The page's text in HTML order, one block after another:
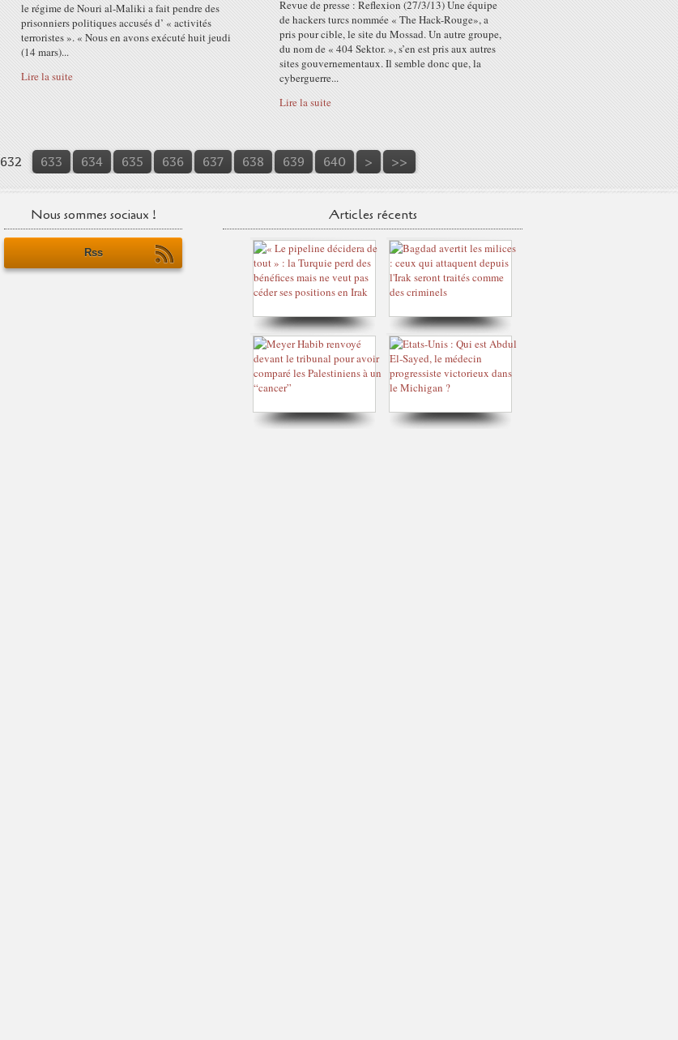
le régime de Nouri al-Maliki a fait pendre des
prisonniers politiques accusés d’ « activités
terroristes ». « Nous en avons exécuté huit jeudi
(14 mars)...
Lire la suite
Revue de presse : Reflexion (27/3/13) Une équipe
de hackers turcs nommée « The Hack-Rouge», a
pris pour cible, le site du Mossad. Un autre groupe,
du nom de « 404 Sektor. », s’en est pris aux autres
sites gouvernementaux. Il semble donc que, la
cyberguerre...
Lire la suite
632 633 634 635 636 637 638 639 640 650
660
670
680
> >>
Nous sommes sociaux !
Rss
Articles récents